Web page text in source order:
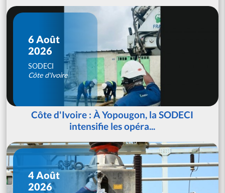
6 Août
2026
SODECI
Côte d'Ivoire
Côte d'Ivoire : À Yopougon, la SODECI
intensifie les opéra...
4 Août
2026